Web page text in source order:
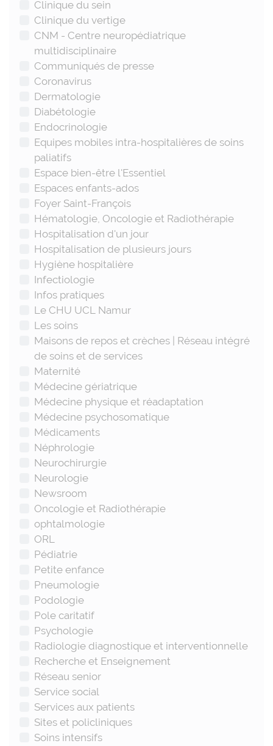
Clinique du sein
Clinique du vertige
CNM - Centre neuropédiatrique
multidisciplinaire
Communiqués de presse
Coronavirus
Dermatologie
Diabétologie
Endocrinologie
Equipes mobiles intra-hospitalières de soins
paliatifs
Espace bien-être l'Essentiel
Espaces enfants-ados
Foyer Saint-François
Hématologie, Oncologie et Radiothérapie
Hospitalisation d'un jour
Hospitalisation de plusieurs jours
Hygiène hospitalière
Infectiologie
Infos pratiques
Le CHU UCL Namur
Les soins
Maisons de repos et crèches | Réseau intégré
de soins et de services
Maternité
Médecine gériatrique
Médecine physique et réadaptation
Médecine psychosomatique
Médicaments
Néphrologie
Neurochirurgie
Neurologie
Newsroom
Oncologie et Radiothérapie
ophtalmologie
ORL
Pédiatrie
Petite enfance
Pneumologie
Podologie
Pole caritatif
Psychologie
Radiologie diagnostique et interventionnelle
Recherche et Enseignement
Réseau senior
Service social
Services aux patients
Sites et policliniques
Soins intensifs